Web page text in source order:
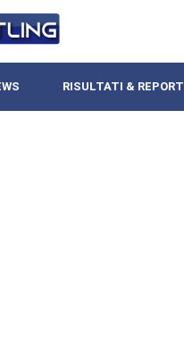
RISULTATI & REPORT